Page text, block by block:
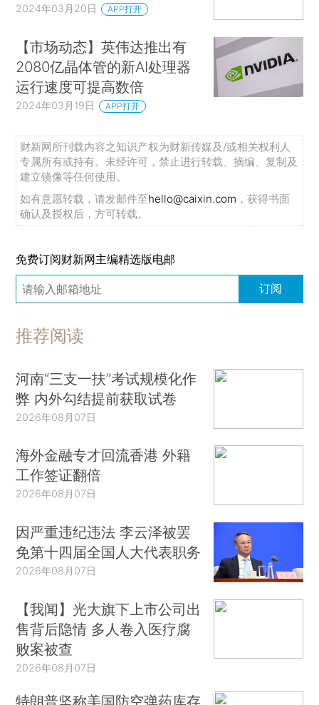
2024年03月20日 APP打开
【市场动态】英伟达推出有
2080亿晶体管的新AI处理器
运行速度可提高数倍
2024年03月19日 APP打开
财新网所刊载内容之知识产权为财新传媒及/或相关权利人
专属所有或持有。未经许可，禁止进行转载、摘编、复制及
建立镜像等任何使用。
如有意愿转载，请发邮件至hello@caixin.com ，获得书面
确认及授权后，方可转载。
免费订阅财新网主编精选版电邮
订阅
推荐阅读
河南“三支一扶”考试规模化作
弊 内外勾结提前获取试卷
2026年08月07日
海外金融专才回流香港 外籍
工作签证翻倍
2026年08月07日
因严重违纪违法 李云泽被罢
免第十四届全国人大代表职务
2026年08月07日
【我闻】光大旗下上市公司出
售背后隐情 多人卷入医疗腐
败案被查
2026年08月07日
特朗普坚称美国防空弹药库存